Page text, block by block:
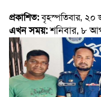
প্রকাশিত:বৃহস্পতিবার,
এখন সময়:শনিবার, ৮